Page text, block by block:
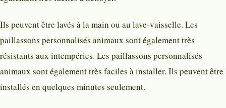
Ils peuvent être lavés à la main ou au lave-vaisselle. Les
paillassons personnalisés animaux sont également très
résistants aux intempéries. Les paillassons personnalisés
animaux sont également très faciles à installer. Ils peuvent être
installés en quelques minutes seulement.